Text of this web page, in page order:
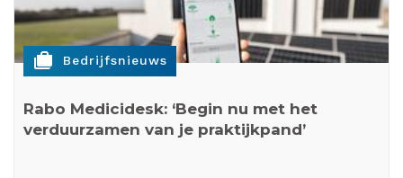
cases Bedrijfsnieuws
Rabo Medicidesk: ‘Begin nu met het
verduurzamen van je praktijkpand’